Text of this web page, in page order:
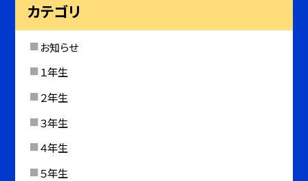
カテゴリ
お知らせ
１年生
２年生
３年生
４年生
５年生